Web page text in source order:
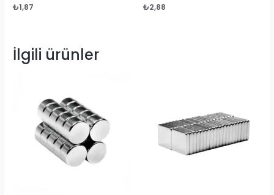
₺1,87 ₺2,88
İlgili ürünler